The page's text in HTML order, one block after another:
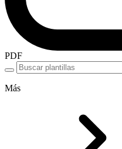
PDF
Más